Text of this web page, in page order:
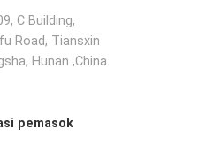
C Building,
Road, Tiansxin
Hunan ,China.
pemasok